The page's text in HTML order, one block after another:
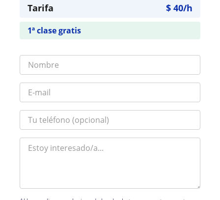
Tarifa $ 40/h
1ª clase gratis